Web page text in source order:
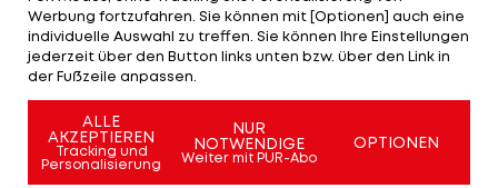
wie eine Stammelf gefunden zu haben. Am
Sonntag und am Mittwoch standen mit Ausnahme
der durch Tim Trummer ersetzt wurde, dieselben
Spieler in der Startelf.
Werbung fortzufahren. Sie können mit [Optionen] auch eine
individuelle Auswahl zu treffen. Sie können Ihre Einstellungen
jederzeit über den Button links unten bzw. über den Link in
der Fußzeile anpassen.
ALLE
AKZEPTIEREN
Tracking und
Personalisierung
NUR
NOTWENDIGE
Weiter mit PUR-Abo
OPTIONEN